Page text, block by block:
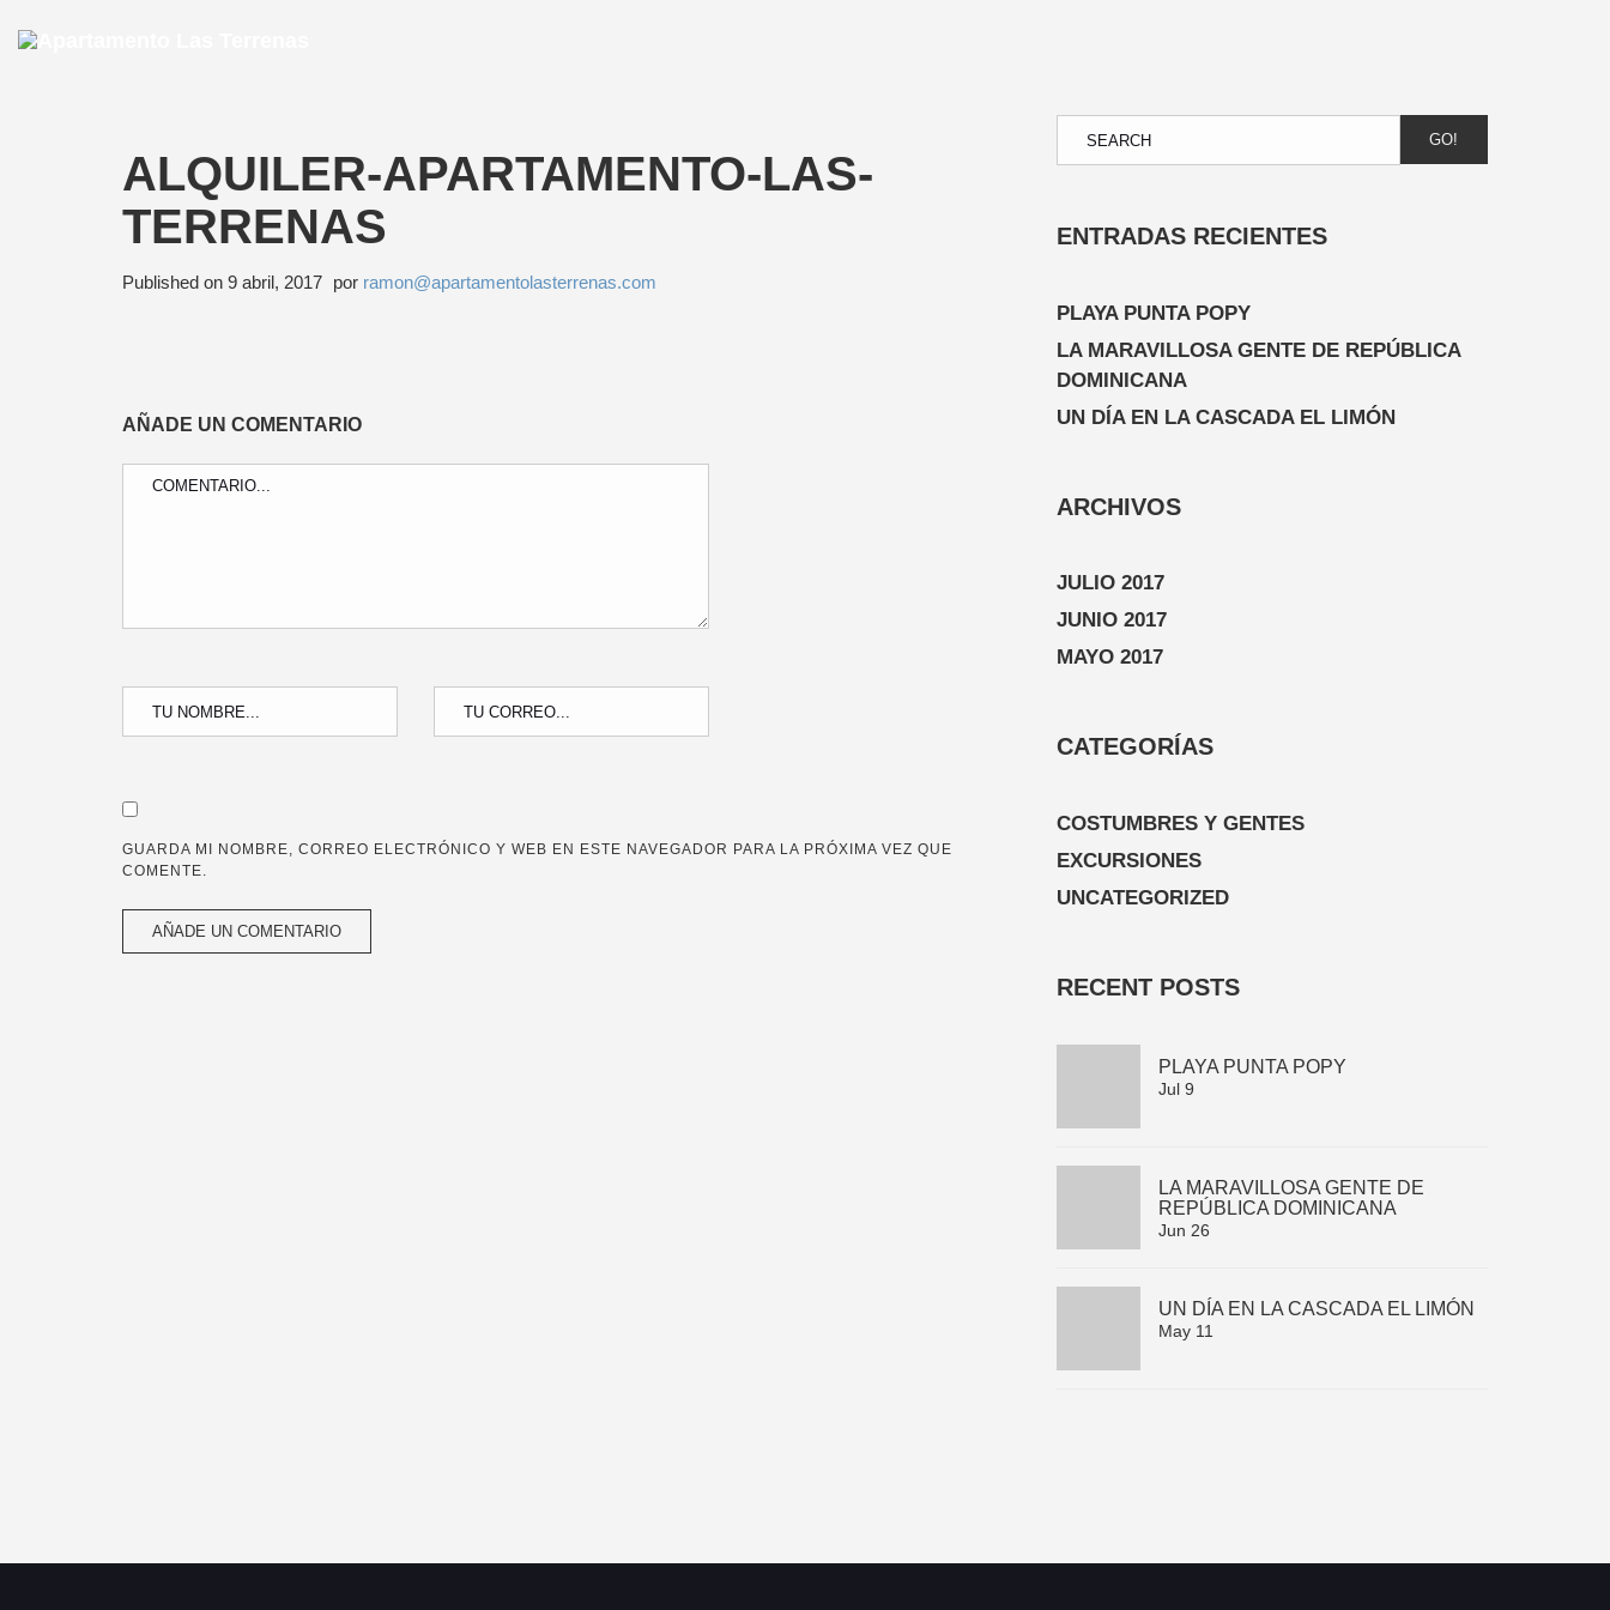
ALQUILER-APARTAMENTO-LAS-
TERRENAS
Published on 9 abril, 2017 por ramon@apartamentolasterrenas.com
AÑADE UN COMENTARIO
GUARDA MI NOMBRE, CORREO ELECTRÓNICO Y WEB EN ESTE NAVEGADOR PARA LA PRÓXIMA VEZ QUE
COMENTE.
GO!
ENTRADAS RECIENTES
PLAYA PUNTA POPY
LA MARAVILLOSA GENTE DE REPÚBLICA
DOMINICANA
UN DÍA EN LA CASCADA EL LIMÓN
ARCHIVOS
JULIO 2017
JUNIO 2017
MAYO 2017
CATEGORÍAS
COSTUMBRES Y GENTES
EXCURSIONES
UNCATEGORIZED
RECENT POSTS
PLAYA PUNTA POPY
Jul 9
LA MARAVILLOSA GENTE DE
REPÚBLICA DOMINICANA
Jun 26
UN DÍA EN LA CASCADA EL LIMÓN
May 11